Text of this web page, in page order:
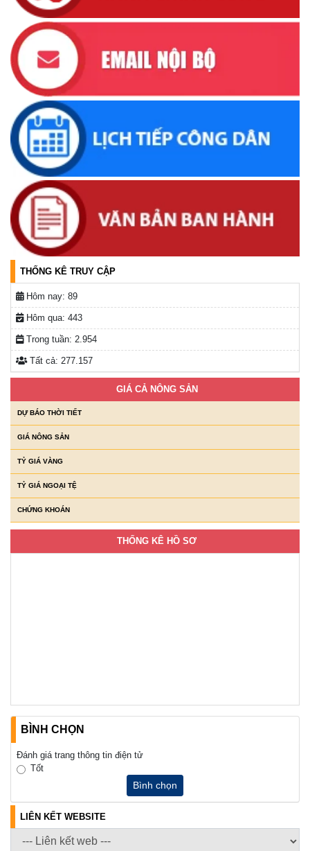
Lịch tiếp công dân định kỳ của Chủ tịch Ủy ban nhân dân xã
Krông Bông tháng 04 năm 2026
(16/04/2026, 17:00)
UBND xã thông báo tìm đối tượng, chủ sở hữu tang vật,
phương tiện liên quan đến vụ việc khai thác cát trái phép
(31/03/2026, 16:52)
Thông báo về việc tìm chủ sở hữu, người quản lý hợp pháp
đối với động vật đi lạc
(19/03/2026, 16:51)
Lịch tiếp công dân của Chủ tịch UBND xã trong tháng
03/2026
(04/03/2026, 16:50)
THỐNG KÊ TRUY CẬP
Hôm nay: 89
Hôm qua: 443
Trong tuần: 2.954
Tất cả: 277.157
GIÁ CẢ NÔNG SẢN
DỰ BÁO THỜI TIẾT
GIÁ NÔNG SẢN
TỶ GIÁ VÀNG
TỶ GIÁ NGOẠI TỆ
CHỨNG KHOÁN
THỐNG KÊ HỒ SƠ
BÌNH CHỌN
Đánh giá trang thông tin điện tử
Tốt
Bình chọn
LIÊN KẾT WEBSITE